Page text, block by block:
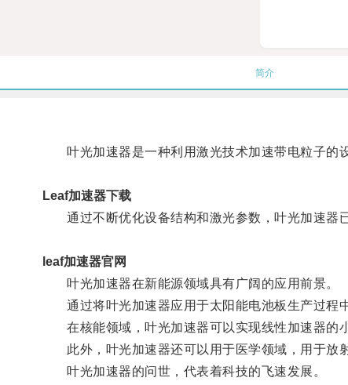
简介
叶光加速器是一种利用激光技术加速带电粒子的设
Leaf加速器下载
通过不断优化设备结构和激光参数，叶光加速器已
leaf加速器官网
叶光加速器在新能源领域具有广阔的应用前景。
通过将叶光加速器应用于太阳能电池板生产过程
在核能领域，叶光加速器可以实现线性加速器的
此外，叶光加速器还可以用于医学领域，用于放射
叶光加速器的问世，代表着科技的飞速发展。